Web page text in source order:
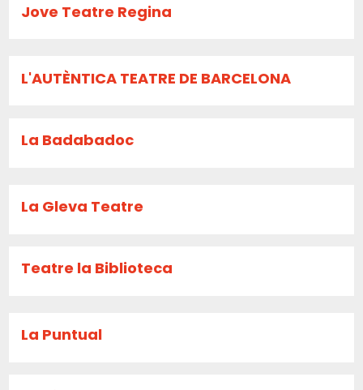
Jove Teatre Regina
L'AUTÈNTICA TEATRE DE BARCELONA
La Badabadoc
La Gleva Teatre
Teatre la Biblioteca
La Puntual